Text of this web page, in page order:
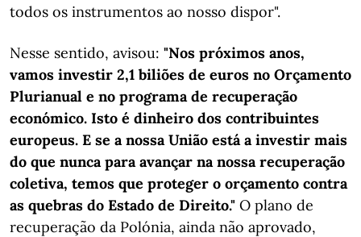
todos os instrumentos ao nosso dispor".
Nesse sentido, avisou: "Nos próximos anos,
vamos investir 2,1 biliões de euros no Orçamento
Plurianual e no programa de recuperação
económico. Isto é dinheiro dos contribuintes
europeus. E se a nossa União está a investir mais
do que nunca para avançar na nossa recuperação
coletiva, temos que proteger o orçamento contra
as quebras do Estado de Direito." O plano de
recuperação da Polónia, ainda não aprovado,